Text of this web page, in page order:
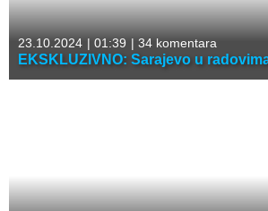
23.10.2024 | 01:39 | 34 komentara
EKSKLUZIVNO: Sarajevo u